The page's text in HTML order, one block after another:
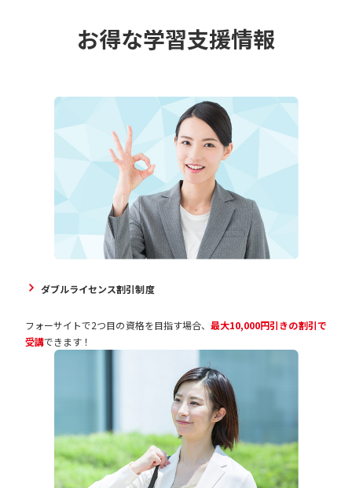
お得な学習支援情報
ダブルライセンス割引制度
フォーサイトで2つ目の資格を目指す場合、 最大10,000円引きの割引で
受講できます！